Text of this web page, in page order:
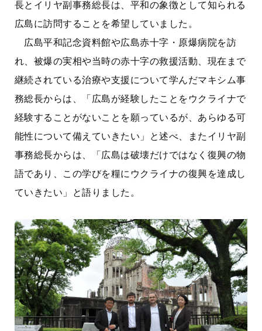
長とイリヤ副事務総長は、平和の象徴として知られる
広島に訪問することを希望していました。
広島平和記念資料館や広島赤十字・原爆病院を訪
れ、被爆の実相や当時の赤十字の救援活動、現在まで
継続されている治療や支援について学んだマキシム事
務総長からは、「広島が経験したことをウクライナで
経験することがないことを願っているが、あらゆる可
能性について備えていきたい」と述べ、またイリヤ副
事務総長からは、「広島は破壊だけではなく復興の物
語であり、この学びを糧にウクライナの復興を達成し
ていきたい」と語りました。